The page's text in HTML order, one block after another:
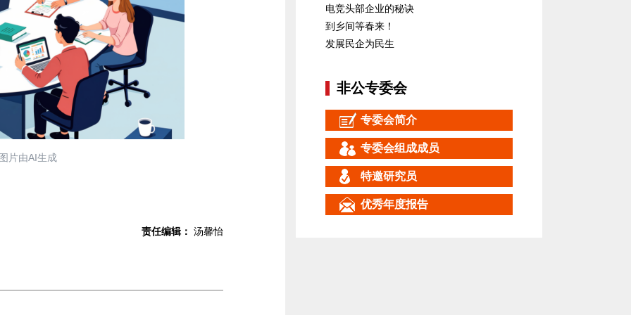
片由AI生成
责任编辑： 汤馨怡
电竞头部企业的秘诀
到乡间等春来！
发展民企为民生
非公专委会
专委会简介
专委会组成成员
特邀研究员
优秀年度报告